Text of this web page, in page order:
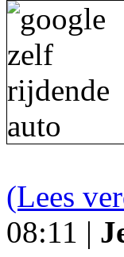
(Lees
08:11 |